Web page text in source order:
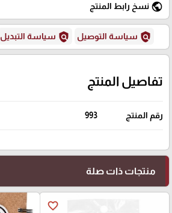
public نسخ رابط المنتج
policy سياسة التوصيل policy سياسة التبديل
تفاصيل المنتج
رقم المنتج 993
منتجات ذات صلة
favorite_border